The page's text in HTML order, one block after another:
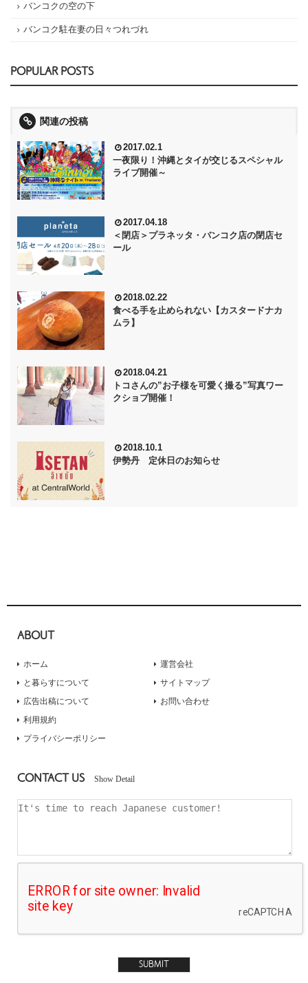
バンコクの空の下
バンコク駐在妻の日々つれづれ
POPULAR POSTS
関連の投稿
2017.02.1
一夜限り！沖縄とタイが交じるスペシャル
ライブ開催～
2017.04.18
＜閉店＞プラネッタ・バンコク店の閉店セ
ール
2018.02.22
食べる手を止められない【カスタードナカ
ムラ】
2018.04.21
トコさんの”お子様を可愛く撮る”写真ワー
クショプ開催！
2018.10.1
伊勢丹 定休日のお知らせ
ABOUT
ホーム
と暮らすについて
広告出稿について
運営会社
サイトマップ
お問い合わせ
利用規約
プライバシーポリシー
CONTACT US Show Detail